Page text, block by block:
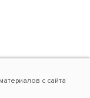
с сайта